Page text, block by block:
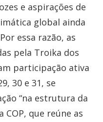
e aspirações de
global ainda
essa razão, as
pela Troika dos
participação ativa
30 e 31, se
“na estrutura da
COP, que reúne as